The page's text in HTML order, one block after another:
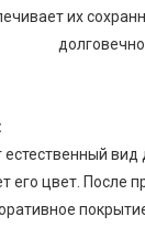
их
естественный вид
его цвет. После